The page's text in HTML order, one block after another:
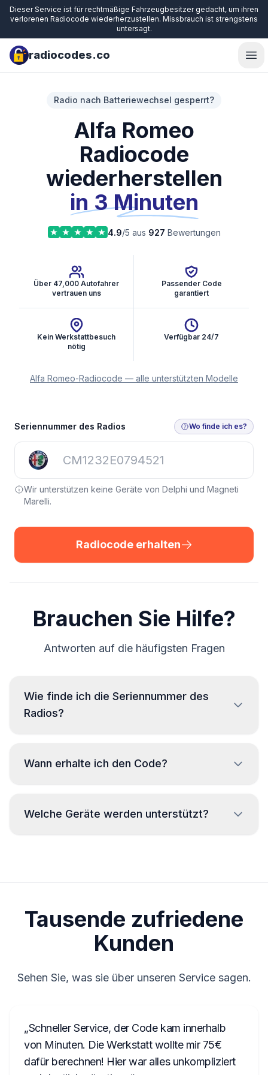
Dieser Service ist für rechtmäßige Fahrzeugbesitzer gedacht, um ihren
verlorenen Radiocode wiederherzustellen. Missbrauch ist strengstens
untersagt.
radiocodes.co
Radio nach Batteriewechsel gesperrt?
Alfa Romeo
Radiocode
wiederherstellen
in 3 Minuten
4.9/5 aus 927 Bewertungen
Über 47,000 Autofahrer
vertrauen uns
Passender Code
garantiert
Kein Werkstattbesuch
nötig
Verfügbar 24/7
Alfa Romeo-Radiocode — alle unterstützten Modelle
Seriennummer des Radios Wo finde ich es?
Wir unterstützen keine Geräte von Delphi und Magneti
Marelli.
Radiocode erhalten
Brauchen Sie Hilfe?
Antworten auf die häufigsten Fragen
Wie finde ich die Seriennummer des
Radios?
Radios ist ein Ausbau erforderlich, um den Code vom
CM1232E0794521
90145
T00BE174690622
АЗС023142000100003534
1023R123456
Wann erhalte ich den Code?
bereitgestellt, unabhängig von der
Welche Geräte werden unterstützt?
Tausende zufriedene
Kunden
Sehen Sie, was sie über unseren Service sagen.
Schneller Service, der Code kam innerhalb
von Minuten. Die Werkstatt wollte mir 75€
dafür berechnen! Hier war alles unkompliziert